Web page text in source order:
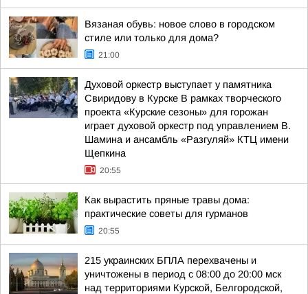
Вязаная обувь: новое слово в городском
стиле или только для дома?
21:00
Духовой оркестр выступает у памятника
Свиридову в Курске В рамках творческого
проекта «Курские сезоны» для горожан
играет духовой оркестр под управлением В.
Шамина и ансамбль «Разгуляй» КТЦ имени
Щепкина
20:55
Как вырастить пряные травы дома:
практические советы для гурманов
20:55
215 украинских БПЛА перехвачены и
уничтожены в период с 08:00 до 20:00 мск
над территориями Курской, Белгородской,